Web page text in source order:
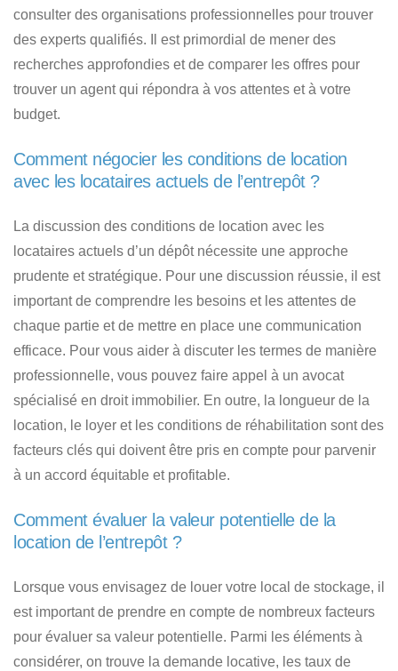
consulter des organisations professionnelles pour trouver
des experts qualifiés. Il est primordial de mener des
recherches approfondies et de comparer les offres pour
trouver un agent qui répondra à vos attentes et à votre
budget.
Comment négocier les conditions de location
avec les locataires actuels de l’entrepôt ?
La discussion des conditions de location avec les
locataires actuels d’un dépôt nécessite une approche
prudente et stratégique. Pour une discussion réussie, il est
important de comprendre les besoins et les attentes de
chaque partie et de mettre en place une communication
efficace. Pour vous aider à discuter les termes de manière
professionnelle, vous pouvez faire appel à un avocat
spécialisé en droit immobilier. En outre, la longueur de la
location, le loyer et les conditions de réhabilitation sont des
facteurs clés qui doivent être pris en compte pour parvenir
à un accord équitable et profitable.
Comment évaluer la valeur potentielle de la
location de l’entrepôt ?
Lorsque vous envisagez de louer votre local de stockage, il
est important de prendre en compte de nombreux facteurs
pour évaluer sa valeur potentielle. Parmi les éléments à
considérer, on trouve la demande locative, les taux de